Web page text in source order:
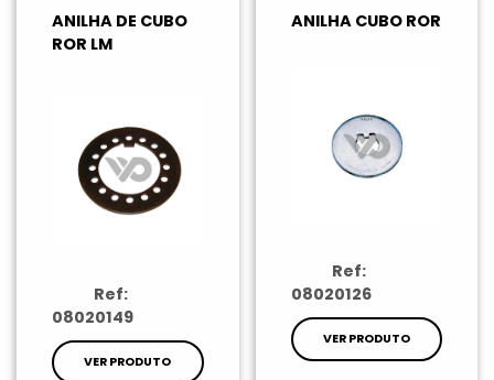
ANILHA DE CUBO
ROR LM
Ref:
08020149
VER PRODUTO
ANILHA CUBO ROR
Ref:
08020126
VER PRODUTO